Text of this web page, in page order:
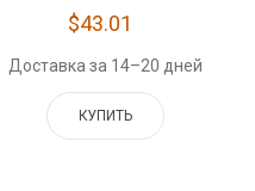
$43.01
Доставка за 14–20 дней
КУПИТЬ